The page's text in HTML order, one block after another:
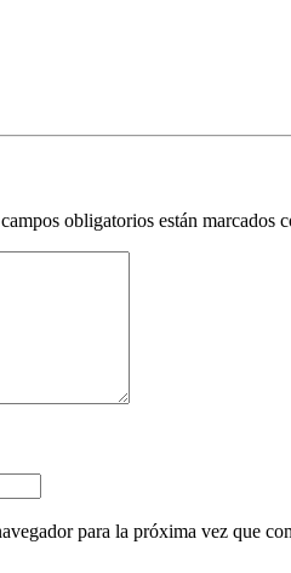
obligatorios están marcados
para la próxima vez que